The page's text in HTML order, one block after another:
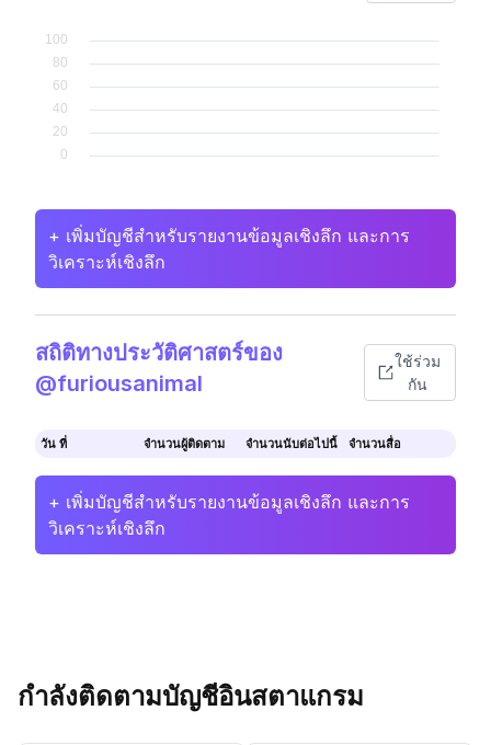
+ เพิ่มบัญชีสำหรับรายงานข้อมูลเชิงลึก และการ
วิเคราะห์เชิงลึก
สถิติทางประวัติศาสตร์ของ
@furiousanimal
ใช้ร่วม
กัน
วัน ที่ จำนวนผู้ติดตาม จำนวนนับต่อไปนี้ จำนวนสื่อ
+ เพิ่มบัญชีสำหรับรายงานข้อมูลเชิงลึก และการ
วิเคราะห์เชิงลึก
กำลังติดตามบัญชีอินสตาแกรม